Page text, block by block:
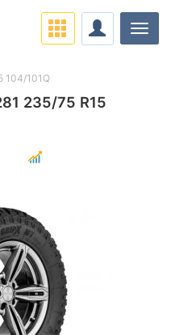
235/75 R15
104/101Q